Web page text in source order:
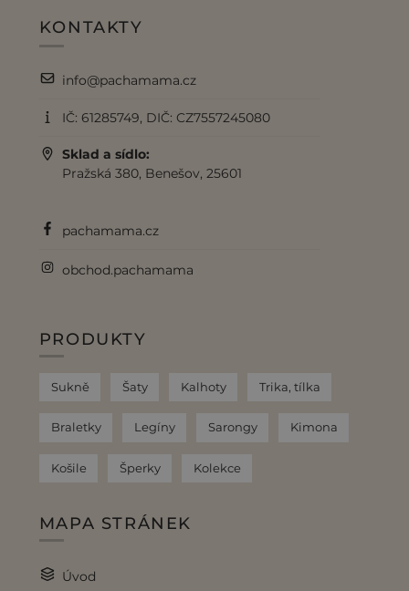
KONTAKTY
info@pachamama.cz
IČ: 61285749, DIČ: CZ7557245080
Sklad a sídlo:
Pražská 380, Benešov, 25601
pachamama.cz
obchod.pachamama
PRODUKTY
Sukně Šaty Kalhoty Trika, tílka
Braletky Legíny Sarongy Kimona
Košile Šperky Kolekce
MAPA STRÁNEK
Úvod